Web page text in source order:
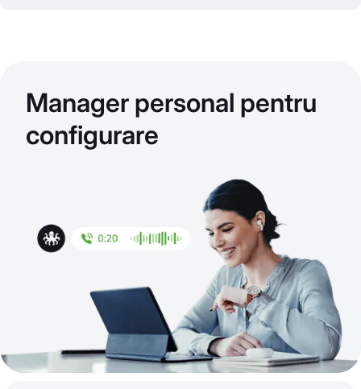
Manager personal pentru
configurare